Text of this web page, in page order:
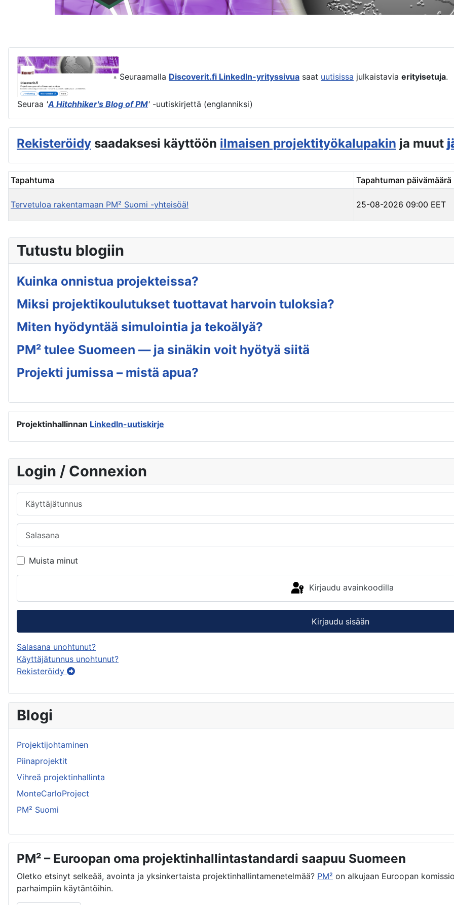
Login / Connexion
Muista minut
Kirjaudu avainkoodilla
Kirjaudu sisään
Salasana unohtunut?
Käyttäjätunnus unohtunut?
Rekisteröidy
Blogi
Projektijohtaminen
Piinaprojektit
Vihreä projektinhallinta
MonteCarloProject
PM² Suomi
PM² – Euroopan oma projektinhallintastandardi saapuu Suomeen
Oletko etsinyt selkeää, avointa ja yksinkertaista projektinhallintamenetelmää? PM² on alkujaan Euroopan
parhaimpiin käytäntöihin.
Seuraamalla Discoverit.fi LinkedIn-yrityssivua saat uutisissa julkaistavia erityisetuja.
Seuraa 'A Hitchhiker's Blog of PM' -uutiskirjettä (englanniksi)
Rekisteröidy saadaksesi käyttöön ilmaisen projektityökalupakin ja muut
Tapahtuma Tapahtuman päivämäärä
Tervetuloa rakentamaan PM² Suomi -yhteisöä! 25-08-2026 09:00 EET
Tutustu blogiin
Kuinka onnistua projekteissa?
Miksi projektikoulutukset tuottavat harvoin tuloksia?
Miten hyödyntää simulointia ja tekoälyä?
PM² tulee Suomeen — ja sinäkin voit hyötyä siitä
Projekti jumissa – mistä apua?
Projektinhallinnan LinkedIn-uutiskirje